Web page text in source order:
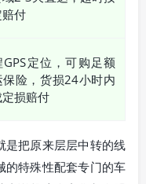
付
GPS定位，可购足额
保险，货损24小时内
损赔付
是把原来层层中转的线
的特殊性配套专门的车